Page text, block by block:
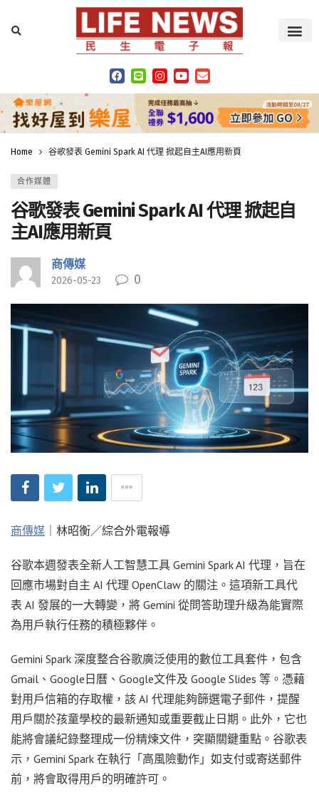
Home 谷歌發表 Gemini Spark AI 代理 掀起自主AI應用新頁
合作媒體
谷歌發表 Gemini Spark AI 代理 掀起自
主AI應用新頁
商傳媒
2026-05-23 0
商傳媒 ｜林昭衡／綜合外電報導
谷歌本週發表全新人工智慧工具 Gemini Spark AI 代理，旨在
回應市場對自主 AI 代理 OpenClaw 的關注。這項新工具代
表 AI 發展的一大轉變，將 Gemini 從問答助理升級為能實際
為用戶執行任務的積極夥伴。
Gemini Spark 深度整合谷歌廣泛使用的數位工具套件，包含
Gmail、Google日曆、Google文件及 Google Slides 等。憑藉
對用戶信箱的存取權，該 AI 代理能夠篩選電子郵件，提醒
用戶關於孩童學校的最新通知或重要截止日期。此外，它也
能將會議紀錄整理成一份精煉文件，突顯關鍵重點。谷歌表
示，Gemini Spark 在執行「高風險動作」如支付或寄送郵件
前，將會取得用戶的明確許可。